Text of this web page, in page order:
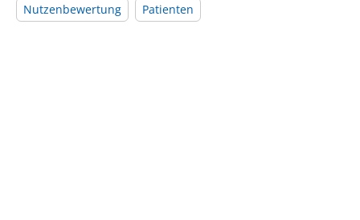
Nutzenbewertung
Patienten